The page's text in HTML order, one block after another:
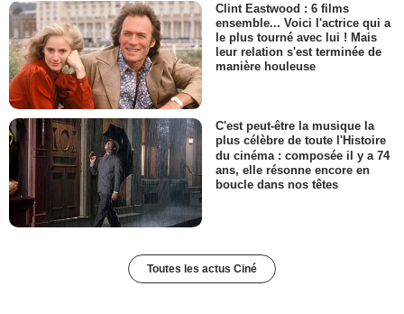
Clint Eastwood : 6 films
ensemble... Voici l'actrice qui a
le plus tourné avec lui ! Mais
leur relation s'est terminée de
manière houleuse
C'est peut-être la musique la
plus célèbre de toute l'Histoire
du cinéma : composée il y a 74
ans, elle résonne encore en
boucle dans nos têtes
Toutes les actus Ciné